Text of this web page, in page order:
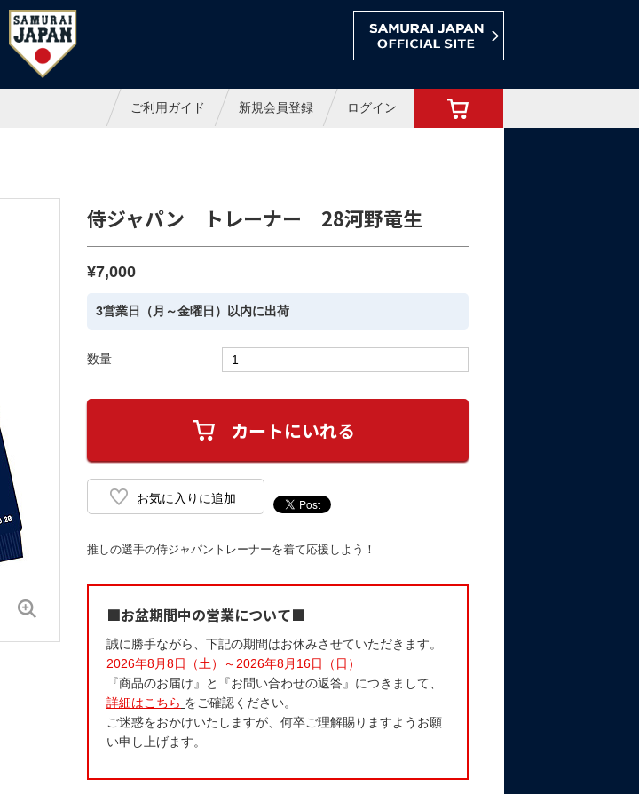
ャルオンラインショップ
ご利用ガイド 新規会員登録 ログイン
侍ジャパン トレーナー 28河野竜生
¥7,000
3営業日（月～金曜日）以内に出荷
数量
推しの選手の侍ジャパントレーナーを着て応援しよう！
■お盆期間中の営業について■
誠に勝手ながら、下記の期間はお休みさせていただきます。
2026年8月8日（土）～2026年8月16日（日）
『商品のお届け』と『お問い合わせの返答』につきまして、
詳細はこちら をご確認ください。
ご迷惑をおかけいたしますが、何卒ご理解賜りますようお願
い申し上げます。